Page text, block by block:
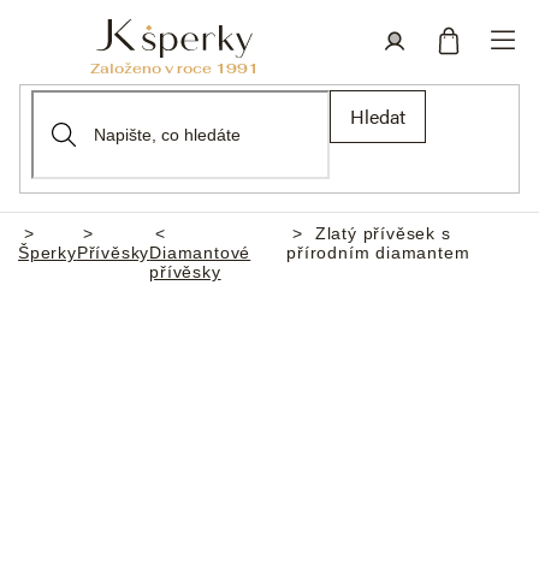
Hledat
Domů
ŠperkyPřívěskyDiamantové
přívěsky
Zlatý přívěsek s
přírodním diamantem